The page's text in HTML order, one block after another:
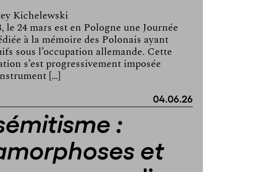
Kichelewski
le 24 mars est en Pologne une Journée
à la mémoire des Polonais ayant
sous l’occupation allemande. Cette
s’est progressivement imposée
[…]
04.06.26
:
et